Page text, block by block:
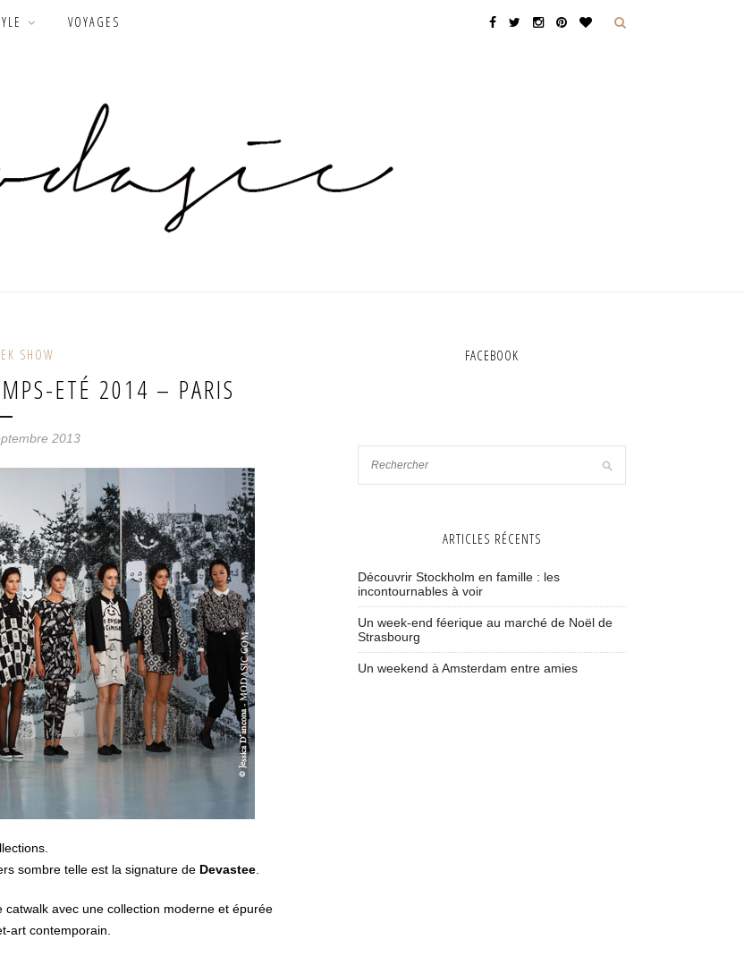
VOYAGES
SHOW
ETÉ 2014 – PARIS
2013
sombre telle est la signature de Devastee
catwalk avec une collection moderne et épurée
art contemporain.
FACEBOOK
ARTICLES RÉCENTS
Découvrir Stockholm en famille : les
incontournables à voir
Un week-end féerique au marché de Noël de
Strasbourg
Un weekend à Amsterdam entre amies